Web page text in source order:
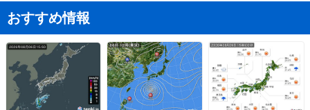
おすすめ情報